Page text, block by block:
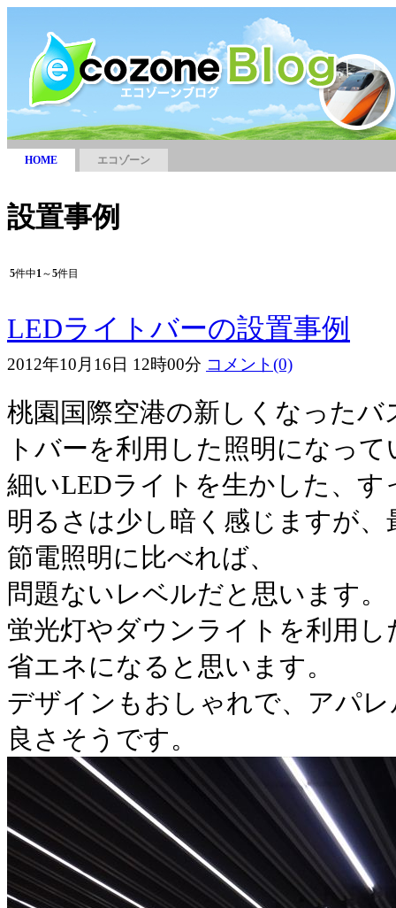
HOME エコゾーン
設置事例
5件中1～5件目
LEDライトバーの設置事例
2012年10月16日 12時00分 コメント(0)
桃園国際空港の新しくなった
トバーを利用した照明になっ
細いLEDライトを生かした、
明るさは少し暗く感じますが
節電照明に比べれば、
問題ないレベルだと思います。
蛍光灯やダウンライトを利用
省エネになると思います。
デザインもおしゃれで、アパ
良さそうです。